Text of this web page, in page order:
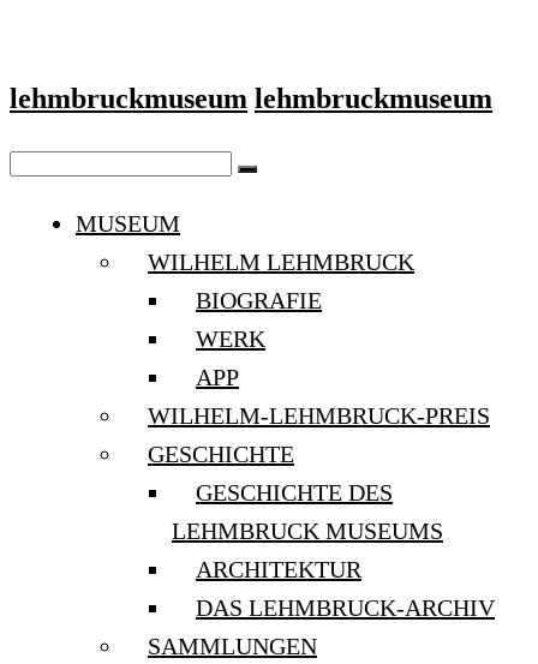
lehmbruckmuseum lehmbruckmuseum
MUSEUM
WILHELM LEHMBRUCK
BIOGRAFIE
WERK
APP
WILHELM-LEHMBRUCK-PREIS
GESCHICHTE
GESCHICHTE DES
LEHMBRUCK MUSEUMS
ARCHITEKTUR
DAS LEHMBRUCK-ARCHIV
SAMMLUNGEN